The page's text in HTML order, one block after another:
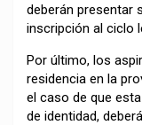
deberán presentar
inscripción al ciclo
Por último, los
residencia en la
el caso de que
de identidad,